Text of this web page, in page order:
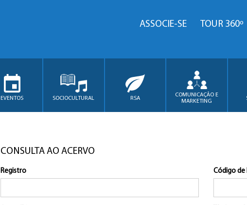
ASSOCIE-SE TOUR 360º
EVENTOS SOCIOCULTURAL RSA
COMUNICAÇÃO E
MARKETING
CONSULTA AO ACERVO
Registro Código de